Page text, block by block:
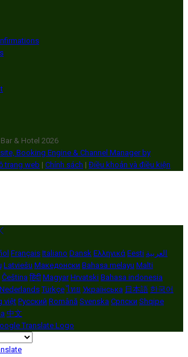
& Hotel 2026
Booking Engine & Channel Manager by
trang web | Chính sách | Điều khoản và điều kiện
Français Italiano Dansk Ελληνικά Eesti العربية
Latviešu Македонски Bahasa melayu Malti
Čeština हिंदी Magyar Hrvatski Bahasa indonesia
Nederlands Türkçe ไทย Українська 日本語 한국어
việtРусский Română Svenska Српски Shqipe
中文